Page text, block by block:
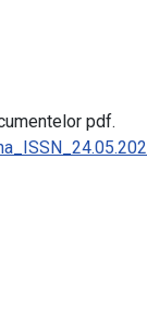
pdf.